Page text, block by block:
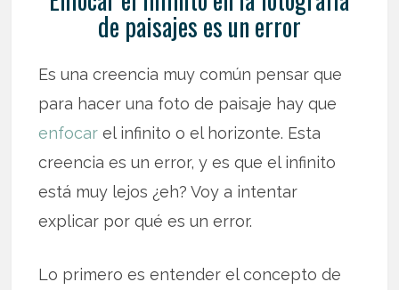
de paisajes es un error
Es una creencia muy común pensar que
para hacer una foto de paisaje hay que
enfocar el infinito o el horizonte. Esta
creencia es un error, y es que el infinito
está muy lejos ¿eh? Voy a intentar
explicar por qué es un error.
Lo primero es entender el concepto de